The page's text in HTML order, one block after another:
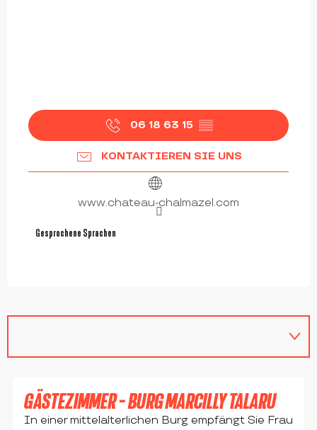
06 18 63 15 ▒▒
KONTAKTIEREN SIE UNS
www.chateau-chalmazel.com
Gesprochene Sprachen
Gesprochene Sprachen
135€
GÄSTEZIMMER - BURG MARCILLY TALARU
In einer mittelalterlichen Burg empfängt Sie Frau